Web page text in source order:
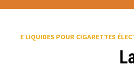
E LIQUIDES POUR CIGARETTES